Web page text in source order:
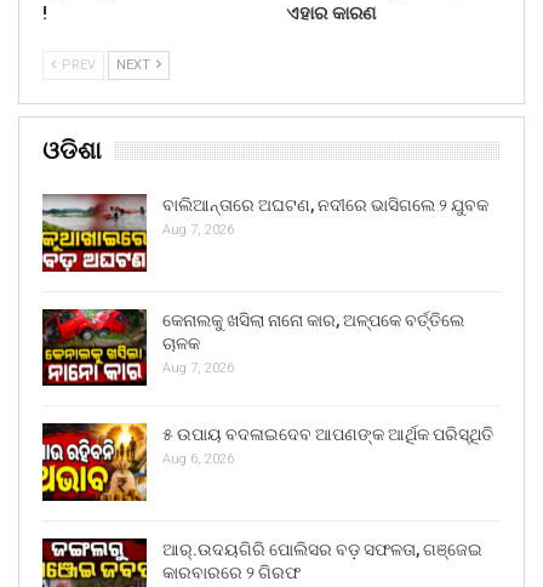
!
ଏହାର କାରଣ
PREV NEXT
ଓଡିଶା
ବାଲିଆନ୍ତାରେ ଅଘଟଣ, ନଦୀରେ ଭାସିଗଲେ ୨ ଯୁବକ
Aug 7, 2026
କେନାଲକୁ ଖସିଲା ନାନୋ କାର, ଅଳ୍ପକେ ବର୍ତ୍ତିଲେ
ଚାଳକ
Aug 7, 2026
୫ ଉପାୟ ବଦଳାଇଦେବ ଆପଣଙ୍କ ଆର୍ଥିକ ପରିସ୍ଥିତି
Aug 6, 2026
ଆର୍.ଉଦୟଗିରି ପୋଲିସର ବଡ଼ ସଫଳତା, ଗଞ୍ଜେଇ
କାରବାରରେ ୨ ଗିରଫ